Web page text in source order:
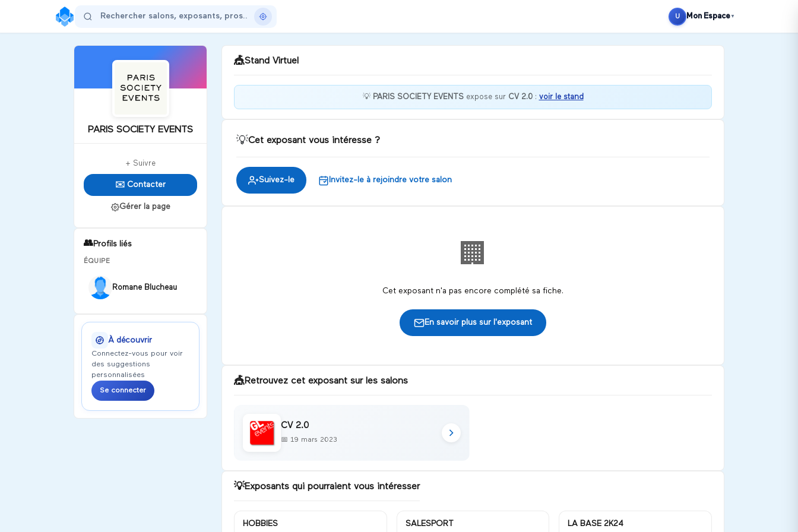
U Mon Espace ▼
PARIS SOCIETY EVENTS
+ Suivre
✉️ Contacter
Gérer la page
👥Profils liés
ÉQUIPE
Romane Blucheau
À découvrir
Connectez-vous pour voir
des suggestions
personnalisées
Se connecter
🎪Stand Virtuel
SOCIETY EVENTS
💡 PARIS SOCIETY EVENTSexpose sur CV 2.0: voir le stand
💡Cet exposant vous intéresse ?
Suivez-le Invitez-le à rejoindre votre salon
🏢
Cet exposant n'a pas encore complété sa fiche.
En savoir plus sur l'exposant
🎪Retrouvez cet exposant sur les salons
CV 2.0
📅 19 mars 2023
💡Exposants qui pourraient vous intéresser
HOBBIES SALESPORT LA BASE 2K24